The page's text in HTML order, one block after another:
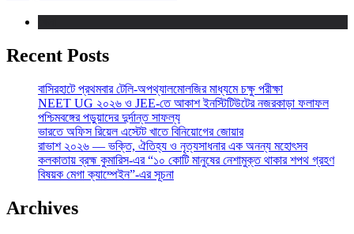
Recent Posts
বাসিরহাটে প্রথমবার টেলি-অপথ্যালমোলজির মাধ্যমে চক্ষু পরীক্ষা
NEET UG ২০২৬ ও JEE-তে আকাশ ইনস্টিটিউটের নজরকাড়া ফলাফল
পশ্চিমবঙ্গের পড়ুয়াদের দুর্দান্ত সাফল্য
ভারতে অফিস রিয়েল এস্টেট খাতে বিনিয়োগের জোয়ার
রাভাশ ২০২৬ — ভক্তি, ঐতিহ্য ও নৃত্যসাধনার এক অনন্য মহোৎসব
কলকাতায় ব্রহ্ম কুমারিস-এর “১০ কোটি মানুষের নেশামুক্ত থাকার শপথ গ্রহণ
বিষয়ক মেগা ক্যাম্পেইন”-এর সূচনা
Archives